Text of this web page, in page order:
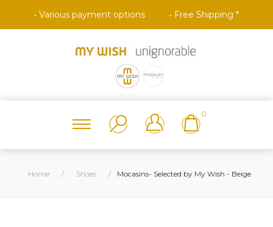
• Various payment options • Free Shipping *
0
Home / Shoes / Mocasins- Selected by My Wish - Beige